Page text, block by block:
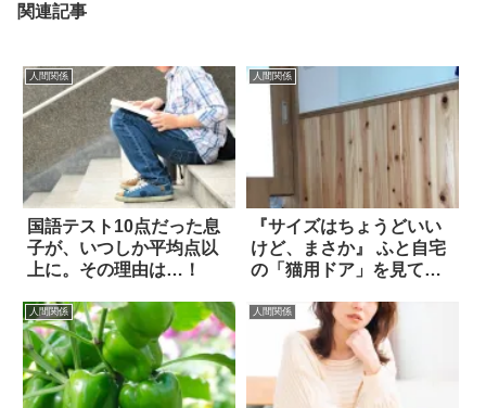
関連記事
人間関係
国語テスト10点だった息
子が、いつしか平均点以
上に。その理由は…！
人間関係
『サイズはちょうどいい
けど、まさか』 ふと自宅
の「猫用ドア」を見て驚
人間関係 人間関係